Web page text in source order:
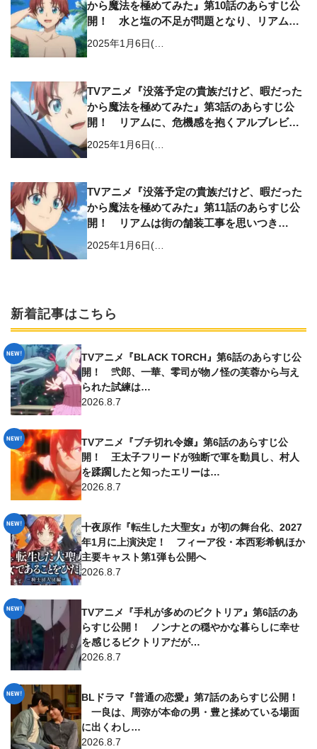
から魔法を極めてみた』第10話のあらすじ公
開！ 水と塩の不足が問題となり、リアム
2025年1月6日(…
TVアニメ『没落予定の貴族だけど、暇だった
から魔法を極めてみた』第3話のあらすじ公
開！ リアムに、危機感を抱くアルブレビト
2025年1月6日(…
TVアニメ『没落予定の貴族だけど、暇だった
から魔法を極めてみた』第11話のあらすじ公
開！ リアムは街の舗装工事を思いつき…
2025年1月6日(…
新着記事はこちら
TVアニメ『BLACK TORCH』第6話のあらすじ公
開！ 弐郎、一華、零司が物ノ怪の芙蓉から与え
られた試練は…
2026.8.7
TVアニメ『ブチ切れ令嬢』第6話のあらすじ公
開！ 王太子フリードが独断で軍を動員し、村人
を蹂躙したと知ったエリーは…
2026.8.7
十夜原作『転生した大聖女』が初の舞台化、2027
年1月に上演決定！ フィーア役・本西彩希帆ほか
主要キャスト第1弾も公開へ
2026.8.7
TVアニメ『手札が多めのビクトリア』第6話のあ
らすじ公開！ ノンナとの穏やかな暮らしに幸せ
を感じるビクトリアだが…
2026.8.7
BLドラマ『普通の恋愛』第7話のあらすじ公開！
一良は、周弥が本命の男・豊と揉めている場面
に出くわし…
2026.8.7